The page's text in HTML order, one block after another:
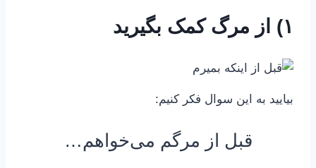
۱) از مرگ کمک بگیرید
بیایید به این سوال فکر کنیم:
قبل از مرگم می‌خواهم…